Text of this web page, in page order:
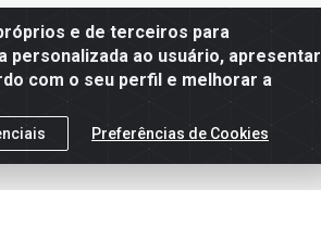
e de terceiros para
personalizada ao usuário, apresentar
com o seu perfil e melhorar a
Preferências de Cookies